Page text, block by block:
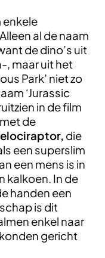
enkele
al de naam
de dino’s uit
, maar uit het
Park’ niet zo
‘Jurassic
in de film
de
die
een superslim
een mens is in
kalkoen. In de
handen een
is dit
enkel naar
gericht